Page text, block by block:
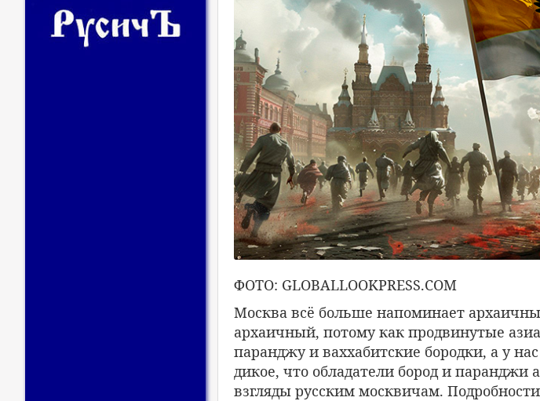
ФОТО: GLOBALLOOKPRESS.COM
Москва всё больше напоминает
архаичный, потому как продвинутые
паранджу и ваххабитские бородки, а у
дикое, что обладатели бород и паранджи
взгляды русским москвичам.